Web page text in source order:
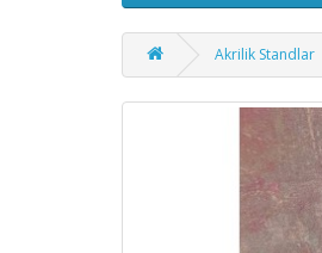
Akrilik Standlar